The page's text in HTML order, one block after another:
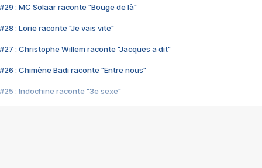
#29 : MC Solaar raconte "Bouge de là"
#28 : Lorie raconte "Je vais vite"
#27 : Christophe Willem raconte "Jacques a dit"
#26 : Chimène Badi raconte "Entre nous"
#25 : Indochine raconte "3e sexe"